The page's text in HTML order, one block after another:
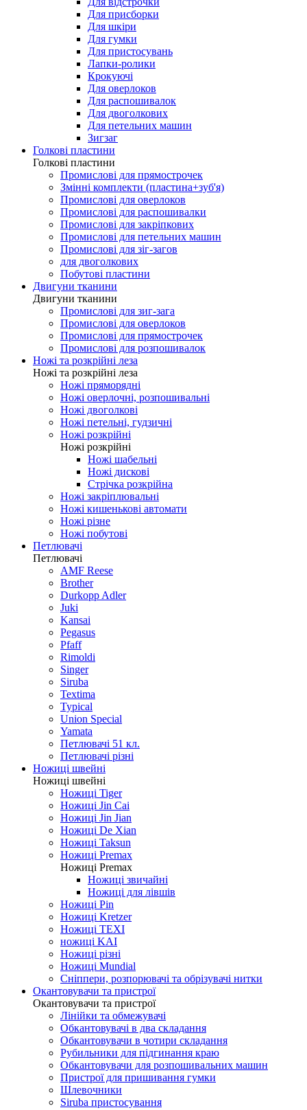
Для присборки
Для шкіри
Для гумки
Для пристосувань
Лапки-ролики
Крокуючі
Для оверлоков
Для распошивалок
Для двоголкових
Для петельних машин
Зигзаг
Голкові пластини
Голкові пластини
Промислові для прямострочек
Змінні комплекти (пластина+зуб'я)
Промислові для оверлоков
Промислові для распошивалки
Промислові для закріпкових
Промислові для петельних машин
Промислові для зіг-загов
для двоголкових
Побутові пластини
Двигуни тканини
Двигуни тканини
Промислові для зиг-зага
Промислові для оверлоков
Промислові для прямострочек
Промислові для розпошивалок
Ножі та розкрійні леза
Ножі та розкрійні леза
Ножі пряморядні
Ножі оверлочні, розпошивальні
Ножі двоголкові
Ножі петельні, гудзичні
Ножі розкрійні
Ножі розкрійні
Ножі шабельні
Ножі дискові
Стрічка розкрійна
Ножі закріплювальні
Ножі кишенькові автомати
Ножі різне
Ножі побутові
Петлювачі
Петлювачі
AMF Reese
Brother
Durkopp Adler
Juki
Kansai
Pegasus
Pfaff
Rimoldi
Singer
Siruba
Textima
Typical
Union Special
Yamata
Петлювачі 51 кл.
Петлювачі різні
Ножиці швейні
Ножиці швейні
Ножиці Tiger
Ножиці Jin Cai
Ножиці Jin Jian
Ножиці De Xian
Ножиці Taksun
Ножиці Premax
Ножиці Premax
Ножиці звичайні
Ножиці для лівшів
Ножиці Pin
Ножиці Kretzer
Ножиці TEXI
ножиці KAI
Ножиці різні
Ножиці Mundial
Сніппери, розпорювачі та обрізувачі нитки
Окантовувачи та пристрої
Окантовувачи та пристрої
Лінійки та обмежувачі
Обкантовувачі в два складання
Обкантовувачи в чотири складання
Рубильники для підгинання краю
Обкантовувачи для розпошивальних машин
Пристрої для пришивання гумки
Шлевочники
Siruba пристосування